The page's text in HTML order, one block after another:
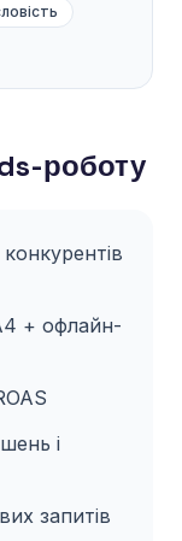
роботу
+ офлайн-
і
запитів